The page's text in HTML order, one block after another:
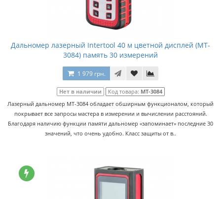
Дальномер лазерный Intertool 40 м цветной дисплей (MT-
3084) память 30 измерений
1 979 грн.
Нет в наличии Код товара: MT-3084
Лазерный дальномер MT-3084 обладает обширным функционалом, который
покрывает все запросы мастера в измерении и вычислении расстояний.
Благодаря наличию функции памяти дальномер «запоминает» последние 30
значений, что очень удобно. Класс защиты от в..